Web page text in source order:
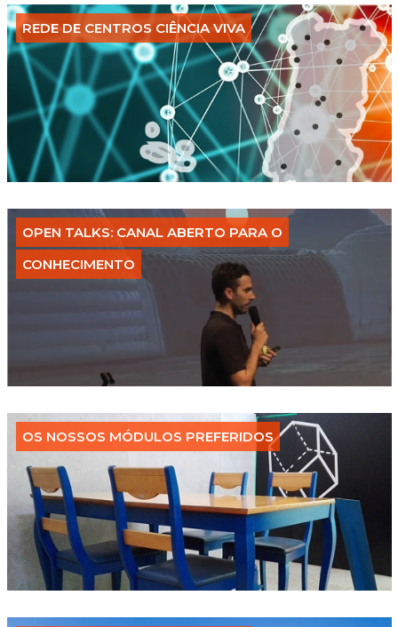
REDE DE CENTROS CIÊNCIA VIVA
OPEN TALKS: CANAL ABERTO PARA O
CONHECIMENTO
OS NOSSOS MÓDULOS PREFERIDOS